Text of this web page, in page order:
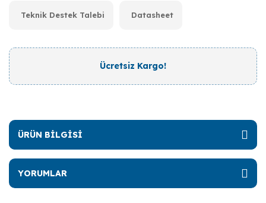
Teknik Destek Talebi Datasheet
Ücretsiz Kargo!
ÜRÜN BİLGİSİ
YORUMLAR